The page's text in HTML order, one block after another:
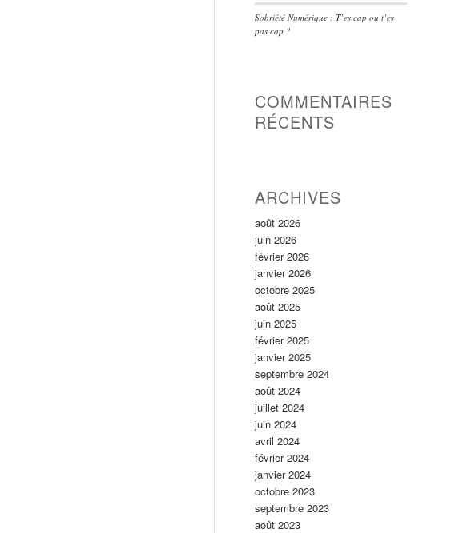
Sobriété Numérique : T’es cap ou t’es
pas cap ?
COMMENTAIRES
RÉCENTS
ARCHIVES
août 2026
juin 2026
février 2026
janvier 2026
octobre 2025
août 2025
juin 2025
février 2025
janvier 2025
septembre 2024
août 2024
juillet 2024
juin 2024
avril 2024
février 2024
janvier 2024
octobre 2023
septembre 2023
août 2023